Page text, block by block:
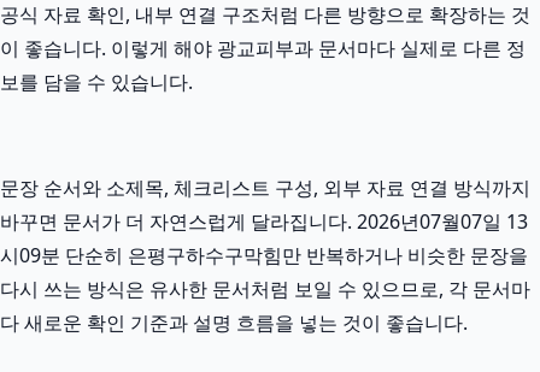
공식 자료 확인, 내부 연결 구조처럼 다른 방향으로 확장하는 것
이 좋습니다. 이렇게 해야 광교피부과 문서마다 실제로 다른 정
보를 담을 수 있습니다.
문장 순서와 소제목, 체크리스트 구성, 외부 자료 연결 방식까지
바꾸면 문서가 더 자연스럽게 달라집니다. 2026년07월07일 13
시09분 단순히 은평구하수구막힘만 반복하거나 비슷한 문장을
다시 쓰는 방식은 유사한 문서처럼 보일 수 있으므로, 각 문서마
다 새로운 확인 기준과 설명 흐름을 넣는 것이 좋습니다.